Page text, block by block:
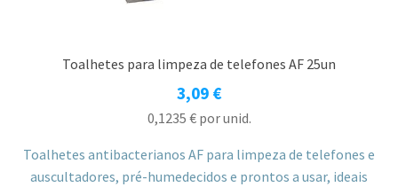
Toalhetes para limpeza de telefones AF 25un
3,09 €
0,1235 €por unid.
Toalhetes antibacterianos AF para limpeza de telefones e
auscultadores, pré-humedecidos e prontos a usar, ideais